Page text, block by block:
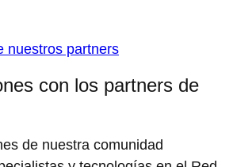
nuestros partners
con los partners de
de nuestra comunidad